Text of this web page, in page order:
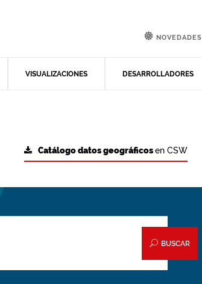
VISUALIZACIONES DESARROLLADORES
NOVEDADES
Catálogo datos geográficosen CSW
BUSCAR